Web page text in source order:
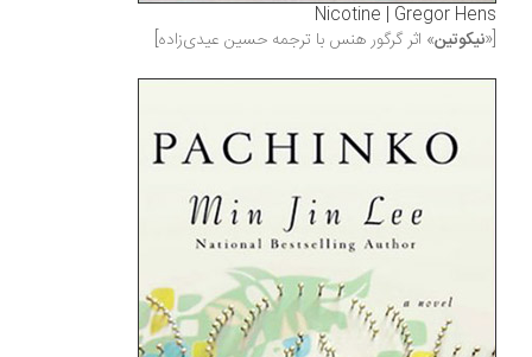
Nicotine | Gregor Hens
[«نیکوتین» اثر گرگور هنس‏‫ با ترجمه حسین عیدی‌زاده]